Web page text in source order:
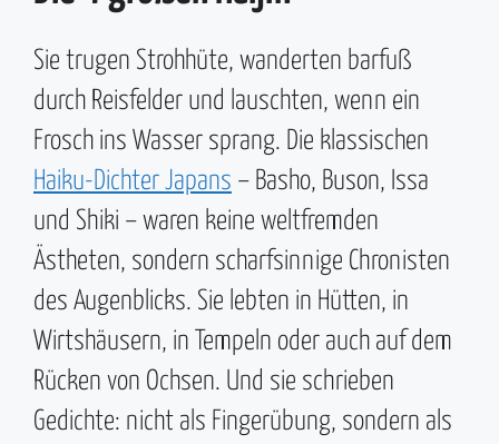
Sie trugen Strohhüte, wanderten barfuß
durch Reisfelder und lauschten, wenn ein
Frosch ins Wasser sprang. Die klassischen
Haiku-Dichter Japans – Basho, Buson, Issa
und Shiki – waren keine weltfremden
Ästheten, sondern scharfsinnige Chronisten
des Augenblicks. Sie lebten in Hütten, in
Wirtshäusern, in Tempeln oder auch auf dem
Rücken von Ochsen. Und sie schrieben
Gedichte: nicht als Fingerübung, sondern als